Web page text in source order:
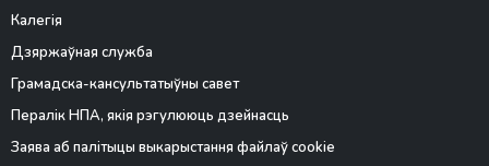
Калегія
Дзяржаўная служба
Грамадска-кансультатыўны савет
Пералік НПА, якія рэгулююць дзейнасць
Заява аб палітыцы выкарыстання файлаў cookie